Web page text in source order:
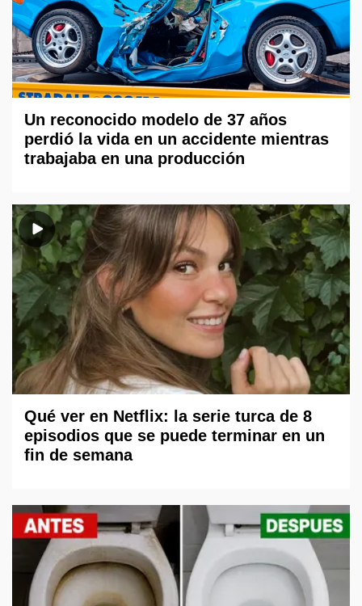
Un reconocido modelo de 37 años
perdió la vida en un accidente mientras
trabajaba en una producción
Qué ver en Netflix: la serie turca de 8
episodios que se puede terminar en un
fin de semana